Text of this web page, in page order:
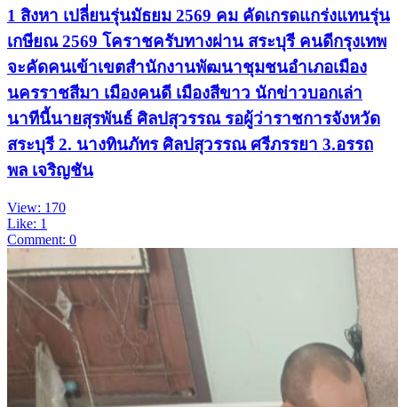
1 สิงหา เปลี่ยนรุ่นมัธยม 2569 คม คัดเกรดแกร่งแทนรุ่น
เกษียณ 2569 โคราชครับทางผ่าน สระบุรี คนดีกรุงเทพ
จะคัดคนเข้าเขตสำนักงานพัฒนาชุมชนอำเภอเมือง
นครราชสีมา เมืองคนดี เมืองสีขาว นักข่าวบอกเล่า
นาทีนี้นายสุรพันธ์ ศิลปสุวรรณ รอผู้ว่าราชการจังหวัด
สระบุรี 2. นางทินภัทร ศิลปสุวรรณ ศรีภรรยา 3.อรรถ
พล เจริญชัน
View: 170
Like: 1
Comment: 0